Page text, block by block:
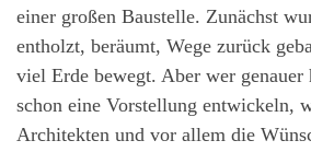
einer großen Baustelle. Zunächst
entholzt, beräumt, Wege zurück
viel Erde bewegt. Aber wer genauer
schon eine Vorstellung entwickeln,
Architekten und vor allem die